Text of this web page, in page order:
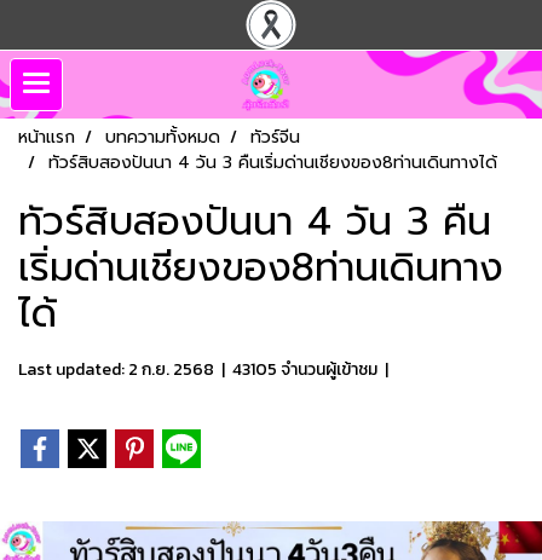
หน้าแรก บทความทั้งหมด
ทัวร์จีน
ทัวร์สิบสองปันนา 4 วัน 3 คืนเริ่มด่านเชียงของ8ท่านเดินทางได้
ทัวร์สิบสองปันนา 4 วัน 3 คืน
เริ่มด่านเชียงของ8ท่านเดินทาง
ได้
Last updated: 2 ก.ย. 2568 | 43105 จำนวนผู้เข้าชม |